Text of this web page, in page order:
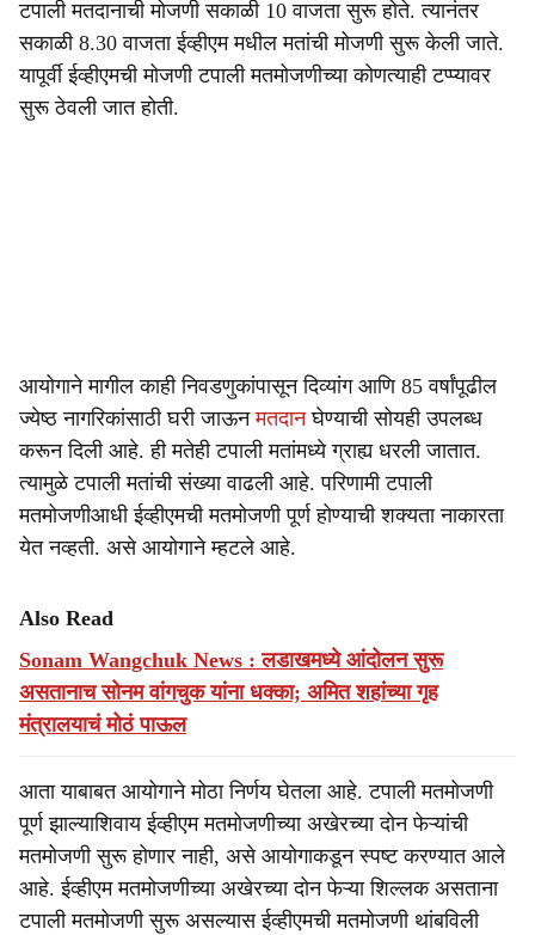
टपाली मतदानाची मोजणी सकाळी 10 वाजता सुरू होते. त्यानंतर
सकाळी 8.30 वाजता ईव्हीएम मधील मतांची मोजणी सुरू केली जाते.
यापूर्वी ईव्हीएमची मोजणी टपाली मतमोजणीच्या कोणत्याही टप्प्यावर
सुरू ठेवली जात होती.
आयोगाने मागील काही निवडणुकांपासून दिव्यांग आणि 85 वर्षांपूढील
ज्येष्ठ नागरिकांसाठी घरी जाऊनमतदानघेण्याची सोयही उपलब्ध
करून दिली आहे. ही मतेही टपाली मतांमध्ये ग्राह्य धरली जातात.
त्यामुळे टपाली मतांची संख्या वाढली आहे. परिणामी टपाली
मतमोजणीआधी ईव्हीएमची मतमोजणी पूर्ण होण्याची शक्यता नाकारता
येत नव्हती. असे आयोगाने म्हटले आहे.
Also Read
Sonam Wangchuk News : लडाखमध्ये आंदोलन सुरू
असतानाच सोनम वांगचुक यांना धक्का; अमित शहांच्या गृह
मंत्रालयाचं मोठं पाऊल
आता याबाबत आयोगाने मोठा निर्णय घेतला आहे. टपाली मतमोजणी
पूर्ण झाल्याशिवाय ईव्हीएम मतमोजणीच्या अखेरच्या दोन फेऱ्यांची
मतमोजणी सुरू होणार नाही, असे आयोगाकडून स्पष्ट करण्यात आले
आहे. ईव्हीएम मतमोजणीच्या अखेरच्या दोन फेऱ्या शिल्लक असताना
टपाली मतमोजणी सुरू असल्यास ईव्हीएमची मतमोजणी थांबविली